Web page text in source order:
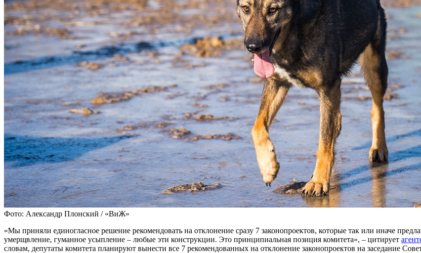
Фото: Александр Плонский / «ВиЖ»
«Мы приняли единогласное решение рекомендовать на отклонение сразу 7 законопроектов, которые так или иначе
умерщвление, гуманное усыпление – любые эти конструкции. Это принципиальная позиция комитета», – цитирует
словам, депутаты комитета планируют вынести все 7 рекомендованных на отклонение законопроектов на заседание